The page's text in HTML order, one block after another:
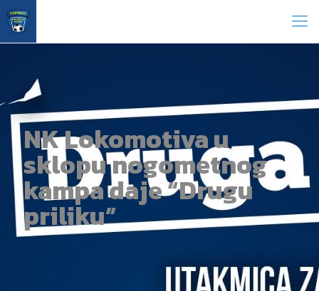
NK Lokomotiva u
sklopu nogometnog
kampa daje “Drugu
priliku”